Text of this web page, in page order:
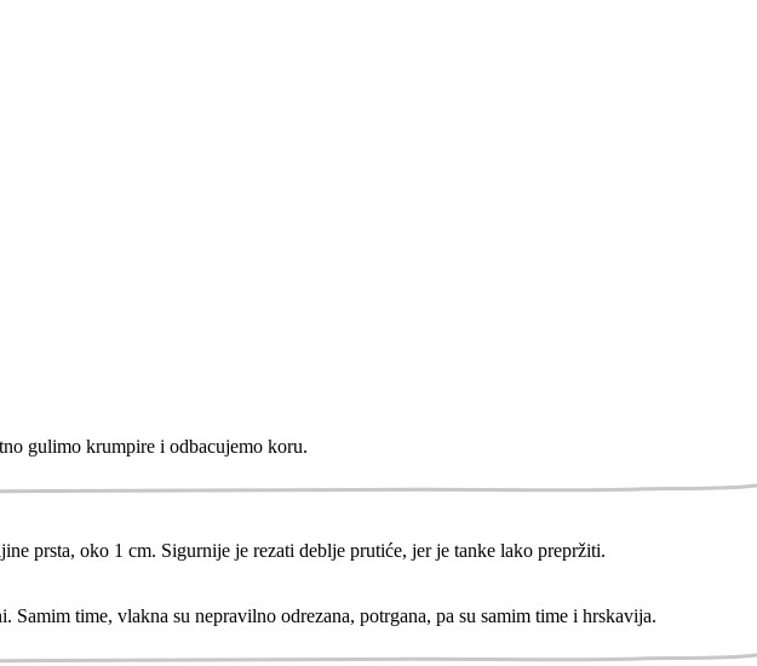
gulimo krumpire i odbacujemo koru.
prsta, oko 1 cm. Sigurnije je rezati deblje prutiće, jer je tanke lako prepržiti.
time, vlakna su nepravilno odrezana, potrgana, pa su samim time i hrskavija.